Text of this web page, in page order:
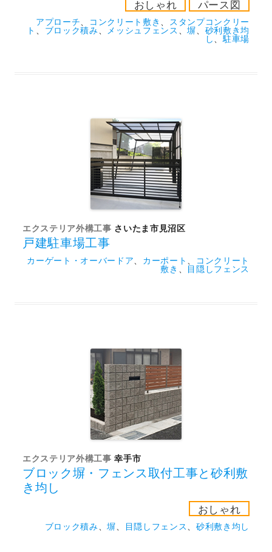
おしゃれ パース図
アプローチ コンクリート敷き
スタンプコンクリー
ト
ブロック積み メッシュフェンス 、塀
砂利敷き均
し
駐車場
エクステリア外構工事 さいたま市見沼区
戸建駐車場工事
カーゲート・オーバードア カーポート
コンクリート
敷き
目隠しフェンス
エクステリア外構工事 幸手市
ブロック塀・フェンス取付工事と砂利敷
き均し
おしゃれ
ブロック積み 、塀 目隠しフェンス 砂利敷き均し